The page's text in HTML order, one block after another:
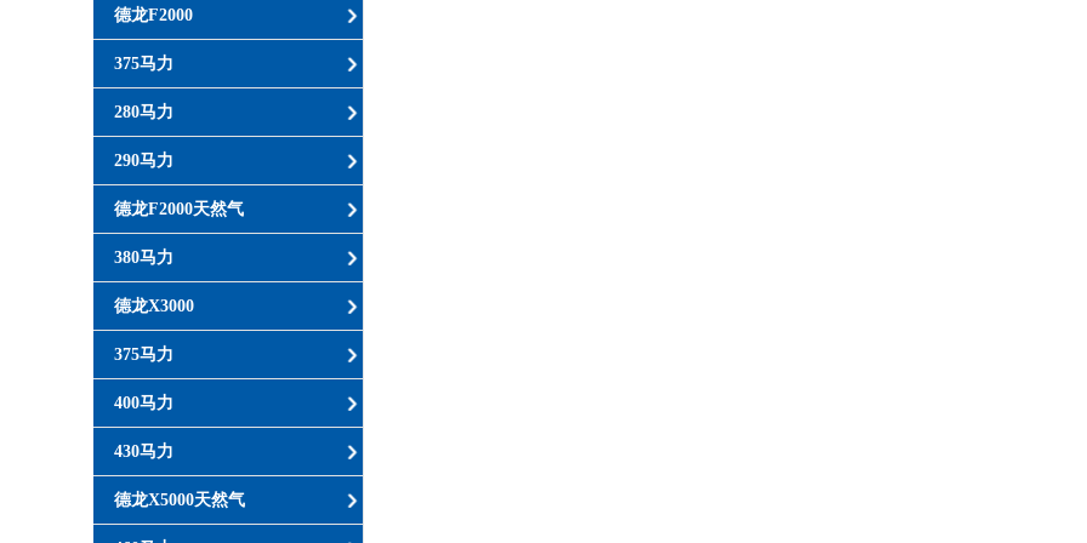
德龙F2000
375马力
280马力
290马力
德龙F2000天然气
380马力
德龙X3000
375马力
400马力
430马力
德龙X5000天然气